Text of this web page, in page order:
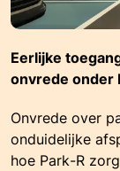
Eerlijke
onvrede onder
Onvrede over
onduidelijke
hoe Park-R